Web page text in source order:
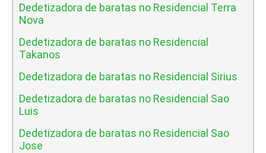
Dedetizadora de baratas no Residencial Terra
Nova
Dedetizadora de baratas no Residencial
Takanos
Dedetizadora de baratas no Residencial Sirius
Dedetizadora de baratas no Residencial Sao
Luis
Dedetizadora de baratas no Residencial Sao
Jose